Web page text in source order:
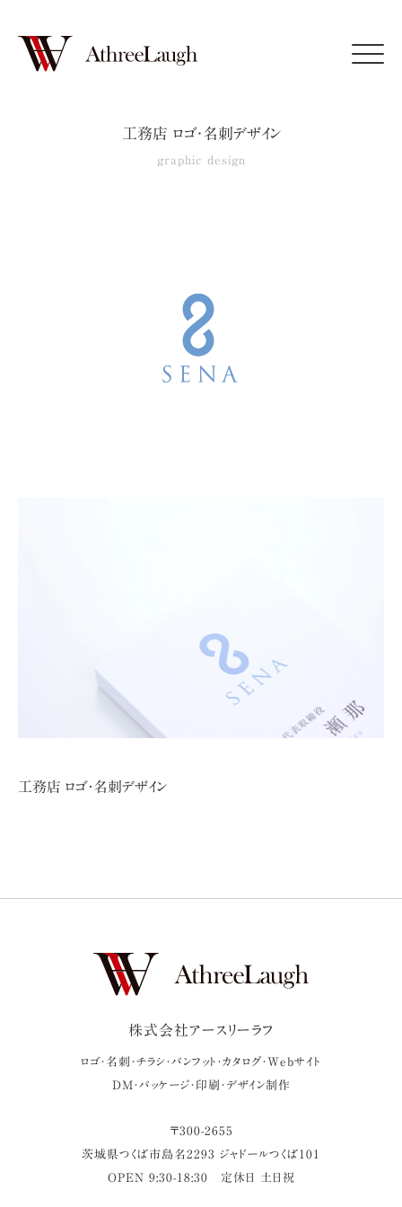
Click
工務店 ロゴ・名刺デザイン
graphic design
工務店 ロゴ・名刺デザイン
株式会社アースリーラフ
ロゴ・名刺・チラシ・パンフット・カタログ・Webサイト
DM・パッケージ・印刷・デザイン制作
〒300-2655
茨城県つくば市島名2293 ジャドールつくば101
OPEN 9:30-18:30
定休日 土日祝